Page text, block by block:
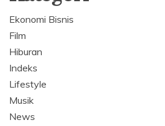
Ekonomi Bisnis
Film
Hiburan
Indeks
Lifestyle
Musik
News